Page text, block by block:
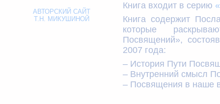
АВТОРСКИЙ САЙТ
Т.Н. МИКУШИНОЙ
Книга входит в серию
Книга содержит
которые
Посвящений»,
2007 года:
– История Пути
– Внутренний смысл
– Посвящения в наше